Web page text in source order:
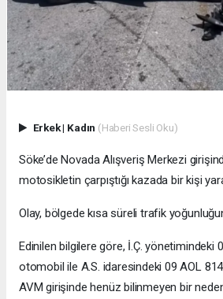
Erkek| Kadın (Haberi Sesli Oku)
Söke’de Novada Alışveriş Merkezi
motosikletin çarpıştığı kazada bir kişi
Olay, bölgede kısa süreli trafik
Edinilen bilgilere göre, İ.Ç. yönetimindeki
otomobil ile A.S. idaresindeki 09 AOL
AVM girişinde henüz bilinmeyen bir